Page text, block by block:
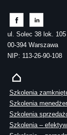
ul. Solec 38 lok. 105
00-394 Warszawa
NIP: 113-26-90-108
Szkolenia
Szkolenia
Szkolenia
Szkolenia –